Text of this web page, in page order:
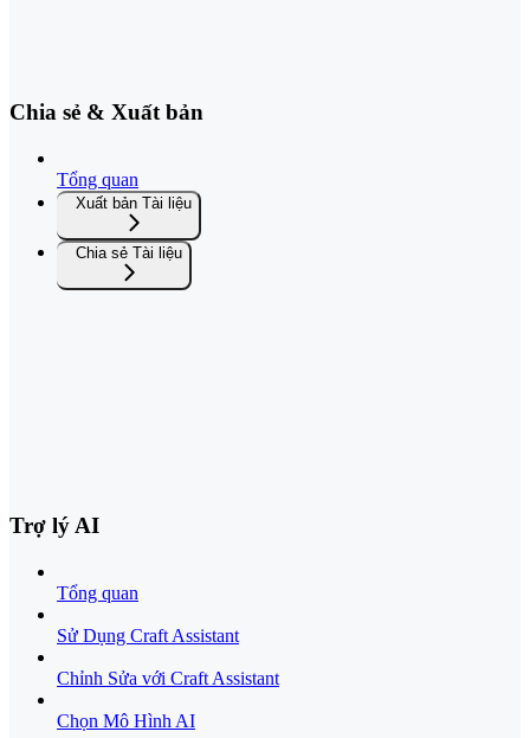
Chia sẻ & Xuất bản
Tổng quan
Xuất bản Tài liệu
Chia sẻ Tài liệu
Trợ lý AI
Tổng quan
Sử Dụng Craft Assistant
Chỉnh Sửa với Craft Assistant
Chọn Mô Hình AI